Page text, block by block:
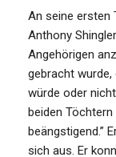
An seine ersten
Anthony
Angehörigen
gebracht
würde oder
beiden Töchtern
beängstigend.”
sich aus. Er